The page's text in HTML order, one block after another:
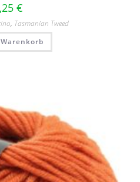
€
, Tasmanian Tweed